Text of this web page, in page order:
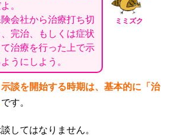
ミミズク
。
会社から治療打ち切
完治、もしくは症状
治療を行った上で示
うにしよう。
談を開始する時期は、基本的に「治
です。
してはなりません。